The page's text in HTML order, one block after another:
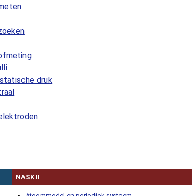
druk
NASK II